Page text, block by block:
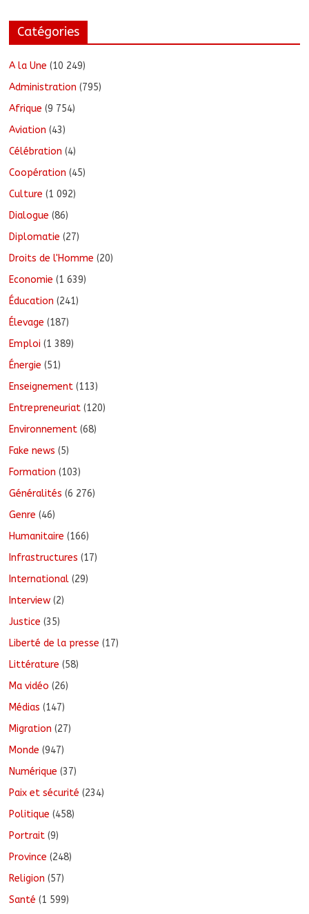
Catégories
A la Une (10 249)
Administration (795)
Afrique (9 754)
Aviation (43)
Célébration (4)
Coopération (45)
Culture (1 092)
Dialogue (86)
Diplomatie (27)
Droits de l'Homme (20)
Economie (1 639)
Éducation (241)
Élevage (187)
Emploi (1 389)
Énergie (51)
Enseignement (113)
Entrepreneuriat (120)
Environnement (68)
Fake news (5)
Formation (103)
Généralités (6 276)
Genre (46)
Humanitaire (166)
Infrastructures (17)
International (29)
Interview (2)
Justice (35)
Liberté de la presse (17)
Littérature (58)
Ma vidéo (26)
Médias (147)
Migration (27)
Monde (947)
Numérique (37)
Paix et sécurité (234)
Politique (458)
Portrait (9)
Province (248)
Religion (57)
Santé (1 599)